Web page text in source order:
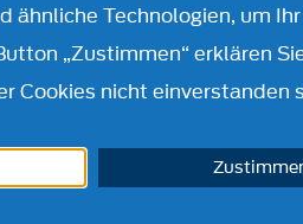
ähnliche Technologien, um
„Zustimmen“ erklären
Cookies nicht